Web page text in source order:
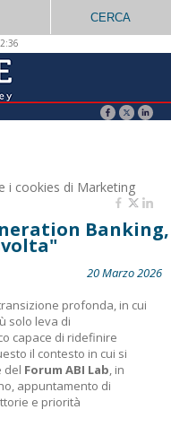
CERCA
i cookies di Marketing
Banking,
20 Marzo 2026
profonda, in cui
solo leva di
capace di ridefinire
il contesto in cui si
del Forum ABI Lab, in
appuntamento di
e priorità